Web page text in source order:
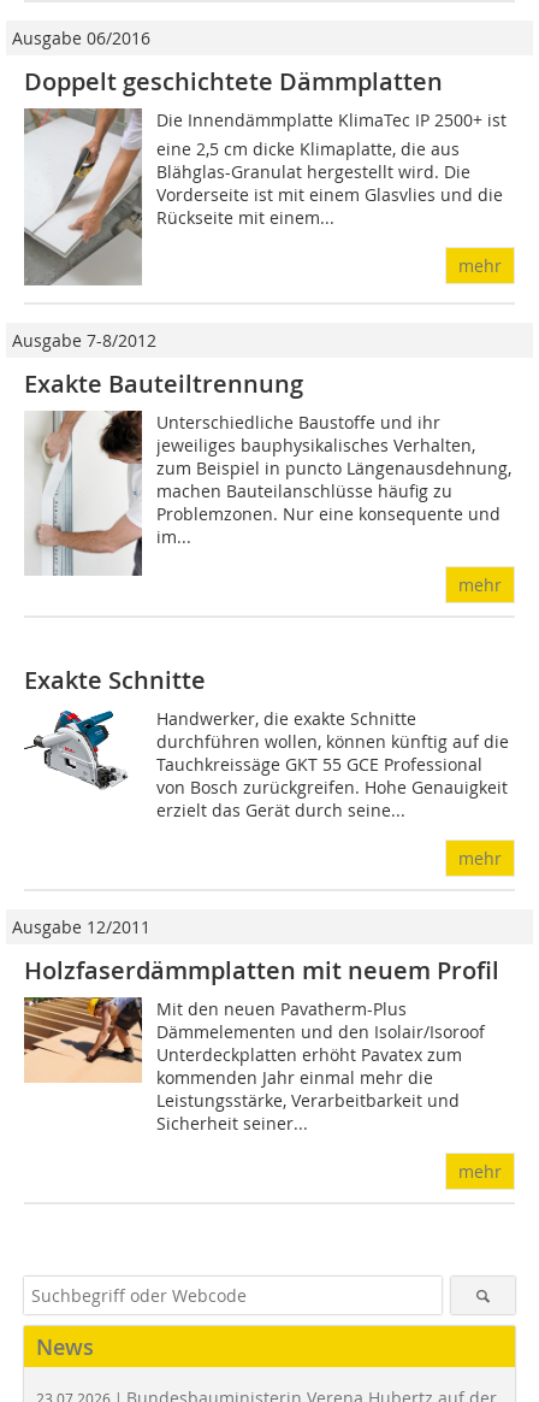
Ausgabe 06/2016
Doppelt geschichtete Dämmplatten
Die Innendämmplatte KlimaTec IP 2500+ ist
eine 2,5 cm dicke Klimaplatte, die aus
Blähglas-Granulat hergestellt wird. Die
Vorderseite ist mit einem Glasvlies und die
Rückseite mit einem...
mehr
Ausgabe 7-8/2012
Exakte Bauteiltrennung
Unterschiedliche Baustoffe und ihr
jeweiliges bauphysikalisches Verhalten,
zum Beispiel in puncto Längenausdehnung,
machen Bauteilanschlüsse häufig zu
Problemzonen. Nur eine konsequente und
im...
mehr
Exakte Schnitte
Handwerker, die exakte Schnitte
durchführen wollen, können künftig auf die
Tauchkreissäge GKT 55 GCE Professional
von Bosch zurückgreifen. Hohe Genauigkeit
erzielt das Gerät durch seine...
mehr
Ausgabe 12/2011
Holzfaserdämmplatten mit neuem Profil
Mit den neuen Pavatherm-Plus
Dämmelementen und den Isolair/Isoroof
Unterdeckplatten erhöht Pavatex zum
kommenden Jahr einmal mehr die
Leistungsstärke, Verarbeitbarkeit und
Sicherheit seiner...
mehr
News